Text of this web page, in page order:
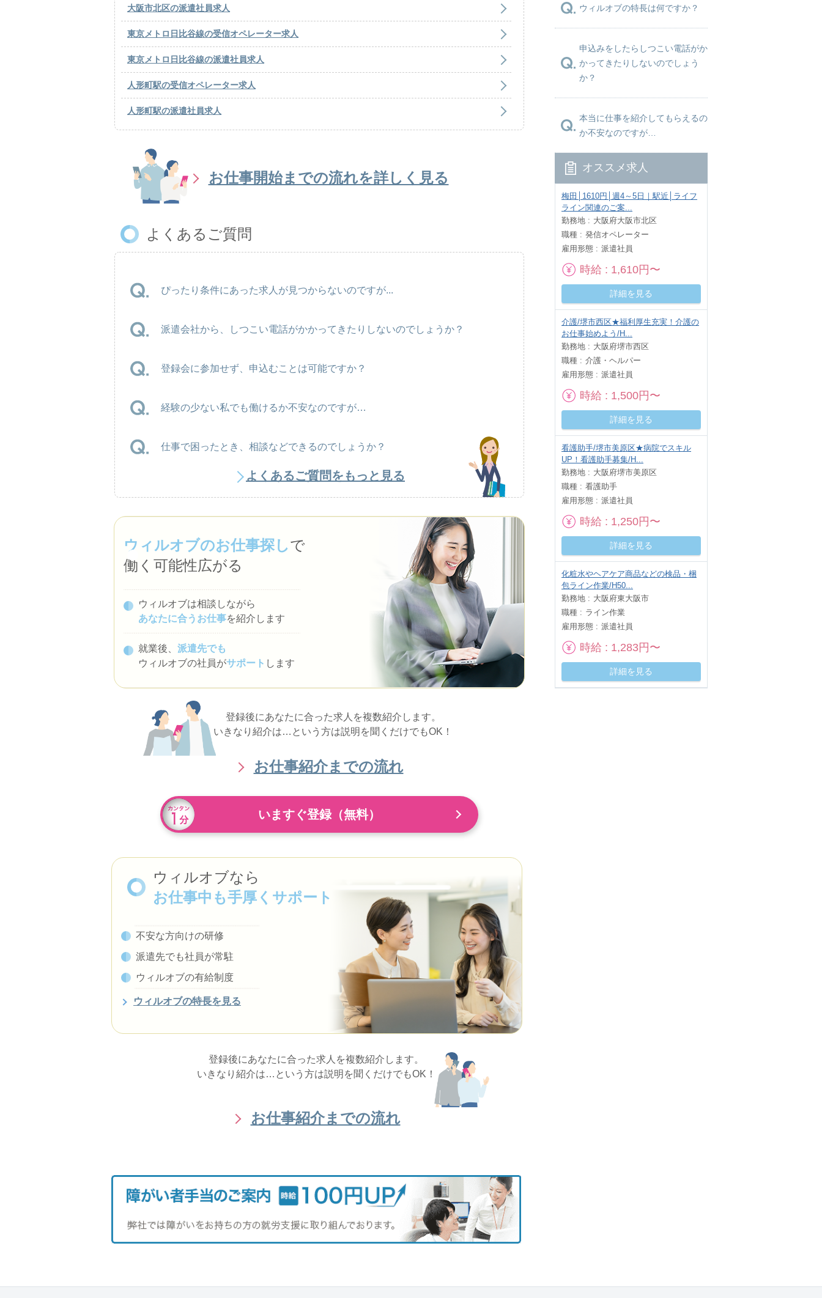
大阪市北区の派遣社員求人
東京メトロ日比谷線の受信オペレーター求人
東京メトロ日比谷線の派遣社員求人
人形町駅の受信オペレーター求人
人形町駅の派遣社員求人
お仕事開始までの流れを詳しく見る
よくあるご質問
ぴったり条件にあった求人が見つからないのですが...
派遣会社から、しつこい電話がかかってきたりしないのでしょうか？
登録会に参加せず、申込むことは可能ですか？
経験の少ない私でも働けるか不安なのですが…
仕事で困ったとき、相談などできるのでしょうか？
よくあるご質問をもっと見る
ウィルオブのお仕事探しで
働く可能性広がる
ウィルオブは相談しながら
あなたに合うお仕事を紹介します
就業後、 派遣先でも
ウィルオブの社員がサポート します
登録後にあなたに合った求人を複数紹介します。
いきなり紹介は…という方は説明を聞くだけでもOK！
お仕事紹介までの流れ
いますぐ登録（無料）
ウィルオブなら
お仕事中も手厚くサポート
不安な方向けの研修
派遣先でも社員が常駐
ウィルオブの有給制度
ウィルオブの特長を見る
登録後にあなたに合った求人を複数紹介します。
いきなり紹介は…という方は説明を聞くだけでもOK！
お仕事紹介までの流れ
ウィルオブの特長は何ですか？
申込みをしたらしつこい電話がか
かってきたりしないのでしょう
か？
本当に仕事を紹介してもらえるの
か不安なのですが…
オススメ求人
梅田│1610円│週4～5日｜駅近│ライフ
ライン関連のご案...
勤務地
大阪府大阪市北区
職種
発信オペレーター
雇用形態
派遣社員
時給 1,610円〜
詳細を見る
介護/堺市西区★福利厚生充実！介護の
お仕事始めよう/H...
勤務地
大阪府堺市西区
職種
介護・ヘルパー
雇用形態
派遣社員
時給 1,500円〜
詳細を見る
看護助手/堺市美原区★病院でスキル
UP！看護助手募集/H...
勤務地
大阪府堺市美原区
職種
看護助手
雇用形態
派遣社員
時給 1,250円〜
詳細を見る
化粧水やヘアケア商品などの検品・梱
包ライン作業/H50...
勤務地
大阪府東大阪市
職種
ライン作業
雇用形態
派遣社員
時給 1,283円〜
詳細を見る